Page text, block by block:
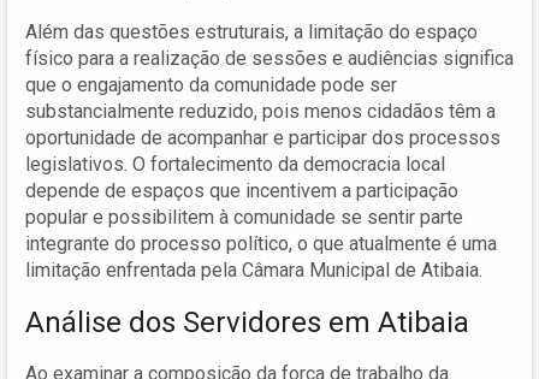
Além das questões estruturais, a limitação do espaço
físico para a realização de sessões e audiências significa
que o engajamento da comunidade pode ser
substancialmente reduzido, pois menos cidadãos têm a
oportunidade de acompanhar e participar dos processos
legislativos. O fortalecimento da democracia local
depende de espaços que incentivem a participação
popular e possibilitem à comunidade se sentir parte
integrante do processo político, o que atualmente é uma
limitação enfrentada pela Câmara Municipal de Atibaia.
Análise dos Servidores em Atibaia
Ao examinar a composição da força de trabalho da